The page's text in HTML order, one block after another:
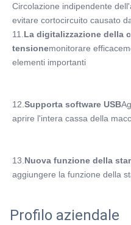
Circolazione indipendente
evitare cortocircuito causato
11. La digitalizzazione della
tensionemonitorare
elementi importanti
12. Supporta software USB
aprire l'intera cassa della
13. Nuova funzione della
aggiungere la funzione della
Profilo aziendale